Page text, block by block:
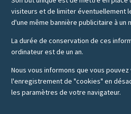
visiteurs et de limiter éventuellement
d'une même bannière publicitaire à un
La durée de conservation de ces
ordinateur est de un an.
Nous vous informons que vous
l'enregistrement de "cookies" en
les paramètres de votre navigateur.